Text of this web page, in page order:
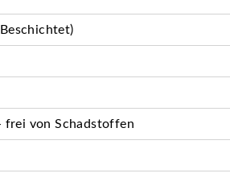
frei von Schadstoffen